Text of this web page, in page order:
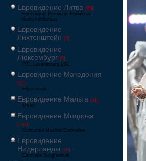
Евровидение Литва [65]
Eurovizijoje Eurovizija Eurovizijos
dainų konkursas
Евровидение
Лихтенштейн [6]
Евровидение
Люксембург [6]
RTL Luxembourg LSC
Евровидение Македония
[24]
Евровизија
Евровидение Мальта [51]
MESC
Евровидение Молдова
[134]
Concursul Muzical Eurovision
Евровидение
Нидерланды [26]
Eurovisie Songfestival